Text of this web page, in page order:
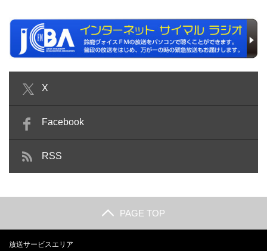
X
Facebook
RSS
PAGE TOP
放送サービスエリア